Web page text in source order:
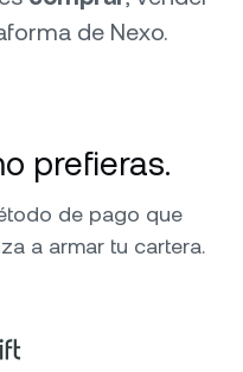
de Nexo.
prefieras.
de pago que
a armar tu cartera.